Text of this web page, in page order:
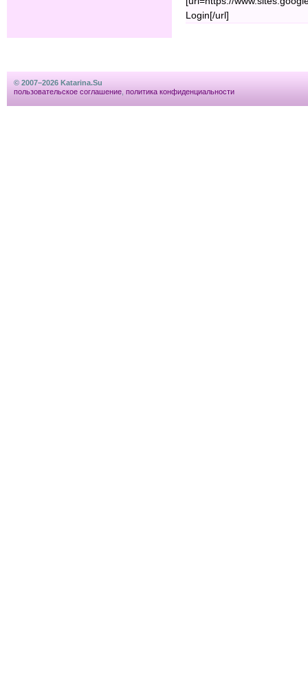
Login[/url]
© 2007–2026 Katarina.Su
пользовательское соглашение политика конфиденциальности